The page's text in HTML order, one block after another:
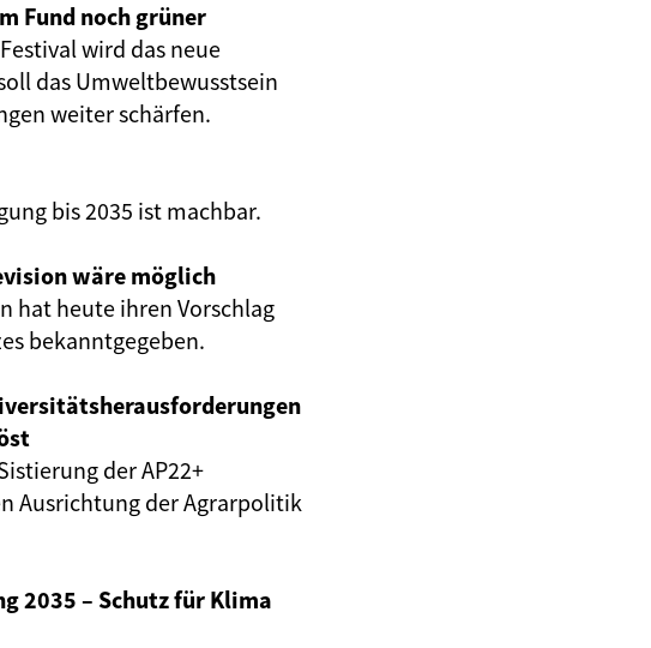
Fund noch grüner
wird das neue
das Umweltbewusstsein
weiter schärfen.
bis 2035 ist machbar.
wäre möglich
hat heute ihren Vorschlag
bekanntgegeben.
der AP22+
Ausrichtung der Agrarpolitik
2035 – Schutz für Klima